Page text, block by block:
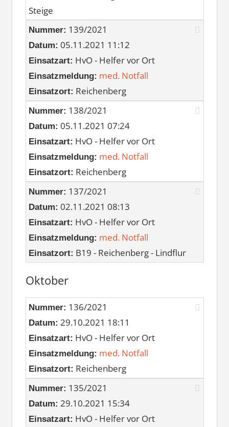
Steige
Nummer: 139/2021
Datum: 05.11.2021 11:12
Einsatzart: HvO - Helfer vor Ort
Einsatzmeldung: med. Notfall
Einsatzort: Reichenberg
Nummer: 138/2021
Datum: 05.11.2021 07:24
Einsatzart: HvO - Helfer vor Ort
Einsatzmeldung: med. Notfall
Einsatzort: Reichenberg
Nummer: 137/2021
Datum: 02.11.2021 08:13
Einsatzart: HvO - Helfer vor Ort
Einsatzmeldung: med. Notfall
Einsatzort: B19 - Reichenberg - Lindflur
Oktober
Nummer: 136/2021
Datum: 29.10.2021 18:11
Einsatzart: HvO - Helfer vor Ort
Einsatzmeldung: med. Notfall
Einsatzort: Reichenberg
Nummer: 135/2021
Datum: 29.10.2021 15:34
Einsatzart: HvO - Helfer vor Ort